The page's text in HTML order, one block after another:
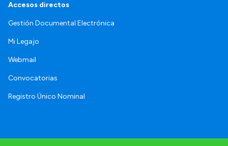
Accesos directos
Gestión Documental Electrónica
Mi Legajo
Webmail
Convocatorias
Registro Único Nominal